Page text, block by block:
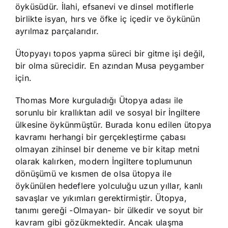
öyküsüdür. İlahi, efsanevi ve dinsel motiflerle
birlikte isyan, hırs ve öfke iç içedir ve öykünün
ayrılmaz parçalarıdır.
Ütopyayı topos yapma süreci bir gitme işi değil,
bir olma sürecidir. En azından Musa peygamber
için.
Thomas More kurguladığı Ütopya adası ile
sorunlu bir krallıktan adil ve sosyal bir İngiltere
ülkesine öykünmüştür. Burada konu edilen ütopya
kavramı herhangi bir gerçekleştirme çabası
olmayan zihinsel bir deneme ve bir kitap metni
olarak kalırken, modern İngiltere toplumunun
dönüşümü ve kısmen de olsa ütopya ile
öykünülen hedeflere yolculuğu uzun yıllar, kanlı
savaşlar ve yıkımları gerektirmiştir. Ütopya,
tanımı gereği -Olmayan- bir ülkedir ve soyut bir
kavram gibi gözükmektedir. Ancak ulaşma